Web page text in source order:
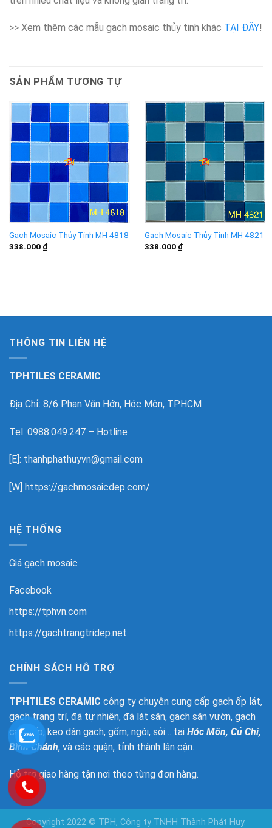
>> Xem thêm các mẫu gạch mosaic thủy tinh khác TẠI ĐÂY!
SẢN PHẨM TƯƠNG TỰ
Gạch Mosaic Thủy Tinh MH 4818
338.000 ₫
Gạch Mosaic Thủy Tinh MH 4821
338.000 ₫
THÔNG TIN LIÊN HỆ
TPHTILES CERAMIC
Địa Chỉ: 8/6 Phan Văn Hớn, Hóc Môn, TPHCM
Tel: 0988.049.247 – Hotline
[E]: thanhphathuyvn@gmail.com
[W] https://gachmosaicdep.com/
HỆ THỐNG
Giá gạch mosaic
Facebook
https://tphvn.com
https://gachtrangtridep.net
CHÍNH SÁCH HỖ TRỢ
TPHTILES CERAMIC công ty chuyên cung cấp gạch ốp lát,
gạch trang trí, đá tự nhiên, đá lát sân, gạch sân vườn, gạch
cao cấp, keo dán gạch, gốm, ngói, sỏi… tại Hóc Môn, Củ Chi,
Bình Chánh, và các quận, tỉnh thành lân cận.
Hỗ trợ giao hàng tận nơi theo từng đơn hàng.
Copyright 2022 © TPH, Công ty TNHH Thành Phát Huy.